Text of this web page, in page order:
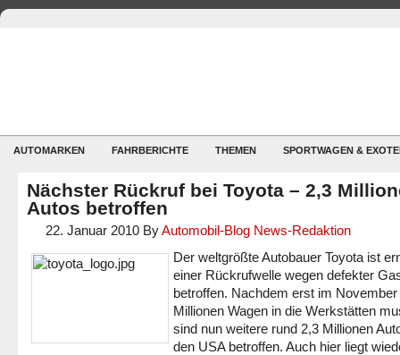
AUTOMARKEN FAHRBERICHTE THEMEN SPORTWAGEN &
Nächster Rückruf bei Toyota – 2,3
Autos betroffen
22. Januar 2010 ByAutomobil-Blog News-Redaktion
Der weltgrößte Autobauer Toyota ist
einer Rückrufwelle wegen defekter
betroffen. Nachdem erst im November
Millionen Wagen in die Werkstätten
sind nun weitere rund 2,3 Millionen
den USA betroffen. Auch hier liegt